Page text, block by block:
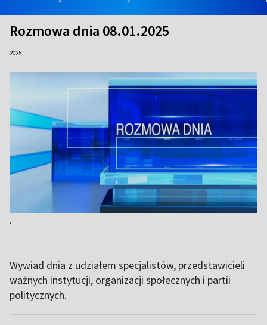
Rozmowa dnia 08.01.2025
2025
.
Wywiad dnia z udziałem specjalistów, przedstawicieli
ważnych instytucji, organizacji społecznych i partii
politycznych.